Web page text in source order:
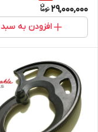
29,000,000
افزودن به سبد